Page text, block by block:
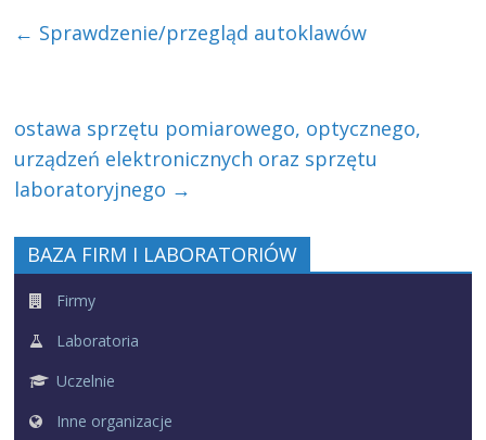
← Sprawdzenie/przegląd autoklawów
ostawa sprzętu pomiarowego, optycznego,
urządzeń elektronicznych oraz sprzętu
laboratoryjnego →
BAZA FIRM I LABORATORIÓW
Firmy
Laboratoria
Uczelnie
Inne organizacje